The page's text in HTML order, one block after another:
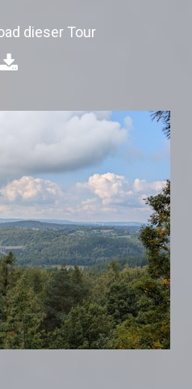
dieser Tour